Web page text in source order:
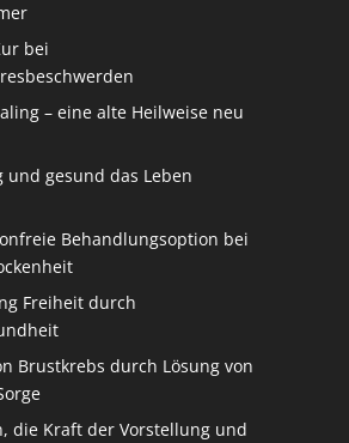
bei
– eine alte Heilweise neu
und gesund das Leben
Behandlungsoption bei
Freiheit durch
Brustkrebs durch Lösung von
die Kraft der Vorstellung und